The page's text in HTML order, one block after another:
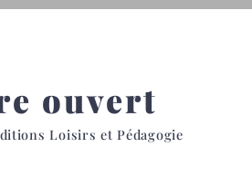
ouvert
Loisirs et Pédagogie